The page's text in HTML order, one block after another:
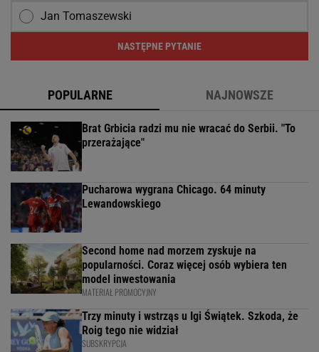
Jan Tomaszewski
NASTĘPNE PYTANIE
POPULARNE NAJNOWSZE
Brat Grbicia radzi mu nie wracać do Serbii. "To
przerażające"
Pucharowa wygrana Chicago. 64 minuty
Lewandowskiego
Second home nad morzem zyskuje na
popularności. Coraz więcej osób wybiera ten
model inwestowania
MATERIAŁ PROMOCYJNY
Trzy minuty i wstrząs u Igi Świątek. Szkoda, że
Roig tego nie widział
SUBSKRYPCJA